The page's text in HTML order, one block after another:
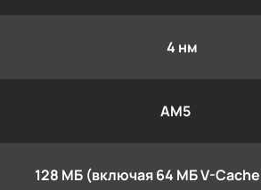
4 нм
AM5
128 МБ (включая 64 МБ V-